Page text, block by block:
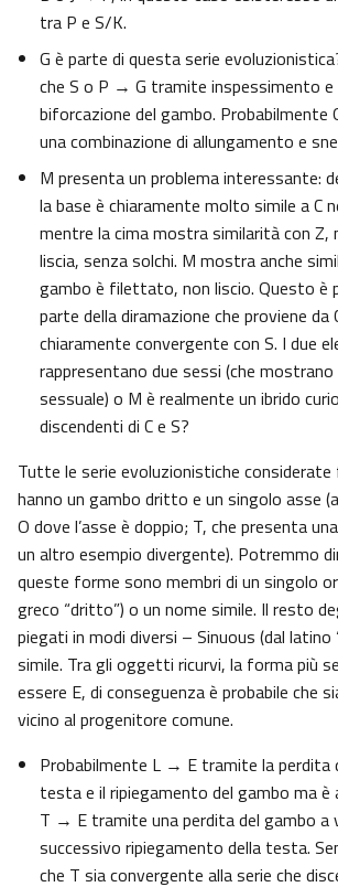
tra P e S/K.
G è parte di questa serie
che S o P → G tramite inspessimento e
biforcazione del gambo.
una combinazione di allungamento e
M presenta un problema interessante:
la base è chiaramente molto simile a C
mentre la cima mostra similarità con Z,
liscia, senza solchi. M mostra anche
gambo è filettato, non liscio. Questo è
parte della diramazione che proviene da
chiaramente convergente con S. I due
rappresentano due sessi (che
sessuale) o M è realmente un ibrido
discendenti di C e S?
Tutte le serie evoluzionistiche
hanno un gambo dritto e un singolo asse
O dove l’asse è doppio; T, che presenta
un altro esempio divergente). Potremmo
queste forme sono membri di un singolo
greco “dritto”) o un nome simile. Il resto
piegati in modi diversi – Sinuous (dal latino
simile. Tra gli oggetti ricurvi, la forma più
essere E, di conseguenza è probabile che
vicino al progenitore comune.
Probabilmente L → E tramite la perdita
testa e il ripiegamento del gambo ma è
T → E tramite una perdita del gambo a
successivo ripiegamento della testa.
che T sia convergente alla serie che